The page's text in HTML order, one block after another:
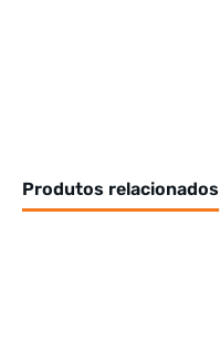
Produtos relacionados